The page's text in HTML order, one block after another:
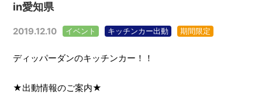
in愛知県
2019.12.10 イベント キッチンカー出動 期間限定
ディッパーダンのキッチンカー！！
★出動情報のご案内★